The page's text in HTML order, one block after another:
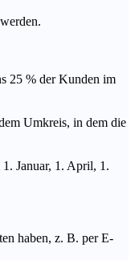
25 % der Kunden im
Umkreis, in dem die
Januar, 1. April, 1.
haben, z. B. per E-